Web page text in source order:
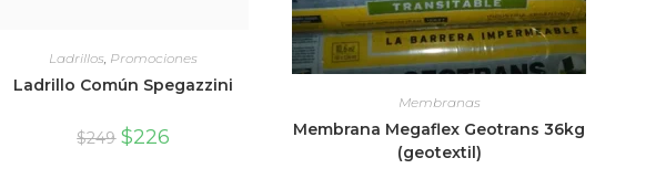
Ladrillos, Promociones
Ladrillo Común Spegazzini
$249 $226
Membranas
Membrana Megaflex Geotrans 36kg
(geotextil)